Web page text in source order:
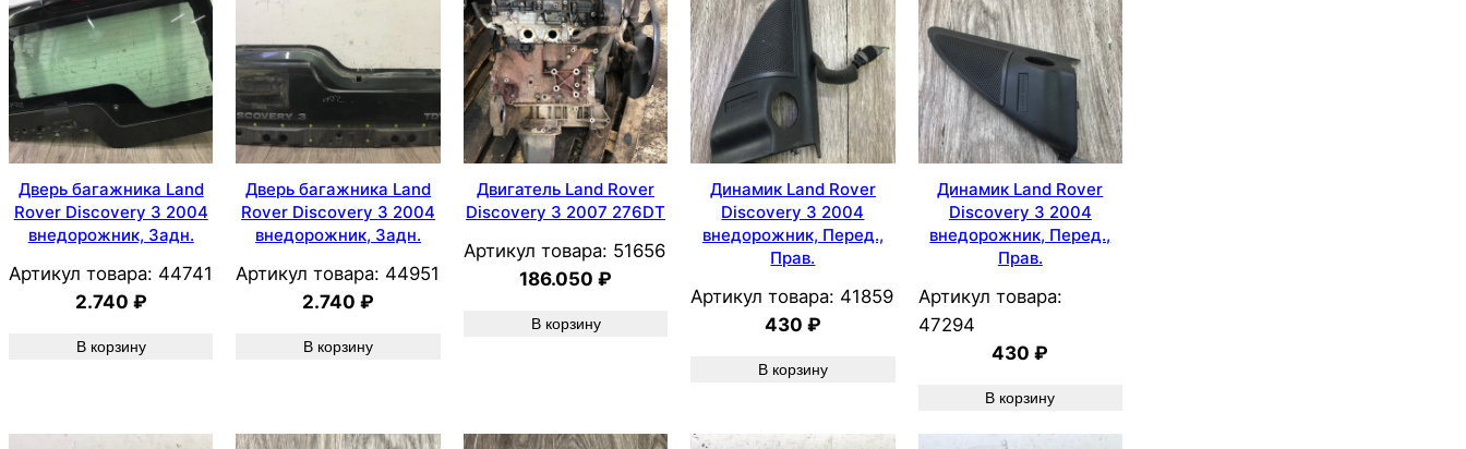
Дверь багажника Land
Rover Discovery 3 2004
внедорожник, Задн.
Артикул товара: 44741
2.740 ₽
В корзину
Дверь багажника Land
Rover Discovery 3 2004
внедорожник, Задн.
Артикул товара: 44951
2.740₽
В корзину
Двигатель Land Rover
Discovery 3 2007 276DT
Артикул товара: 51656
186.050₽
В корзину
Динамик Land Rover
Discovery 3 2004
внедорожник, Перед.,
Прав.
Артикул товара: 41859
430 ₽
В корзину
Динамик Land Rover
Discovery 3 2004
внедорожник, Перед.,
Прав.
Артикул товара:
47294
430₽
В корзину